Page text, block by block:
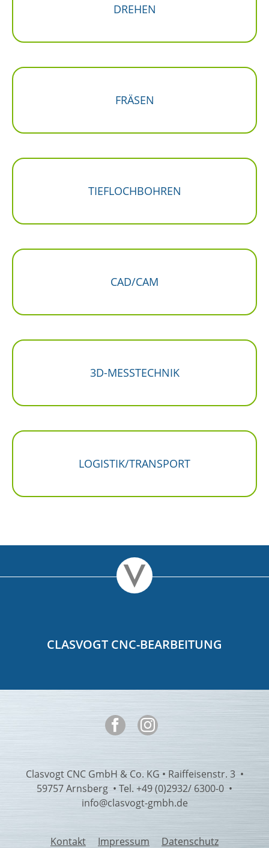
DREHEN
FRÄSEN
TIEFLOCHBOHREN
CAD/CAM
3D-MESSTECHNIK
LOGISTIK/TRANSPORT
CLASVOGT CNC-BEARBEITUNG
Clasvogt CNC GmbH & Co. KG • Raiffeisenstr. 3 •
59757 Arnsberg • Tel. +49 (0)2932/ 6300-0 •
info@clasvogt-gmbh.de
Kontakt Impressum Datenschutz